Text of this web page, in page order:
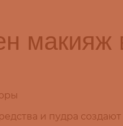
макияж
и пудра